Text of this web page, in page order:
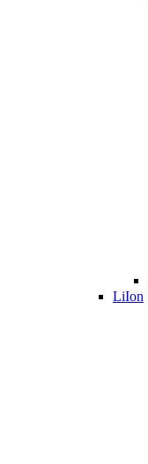
LiIon